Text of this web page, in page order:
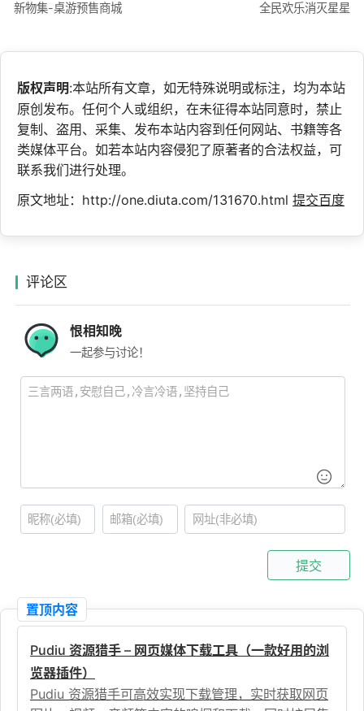
新物集-桌游预售商城 全民欢乐消灭星星
版权声明:本站所有文章，如无特殊说明或标注，均为本站
原创发布。任何个人或组织，在未征得本站同意时，禁止
复制、盗用、采集、发布本站内容到任何网站、书籍等各
类媒体平台。如若本站内容侵犯了原著者的合法权益，可
联系我们进行处理。
原文地址：http://one.diuta.com/131670.html 提交百度
评论区
恨相知晚
一起参与讨论！
提交
置顶内容
Pudiu 资源猎手 – 网页媒体下载工具（一款好用的浏
览器插件）
Pudiu 资源猎手可高效实现下载管理，实时获取网页